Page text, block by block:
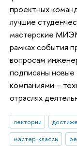
проектных
лучшие
мастерские
рамках события
вопросам
подписаны новые
компаниями –
отраслях
лектории
мастер-классы